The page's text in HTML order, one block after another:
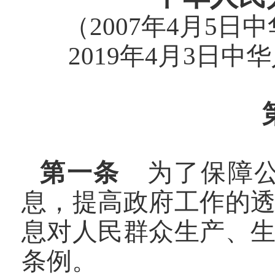
（2007年4月5日
2019年4月3日中
第一条 为了保障
息，提高政府工作的
息对人民群众生产、
条例。